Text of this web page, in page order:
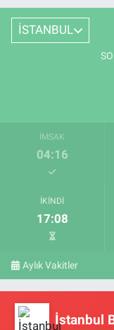
İSTANBUL
İMSAK
04:16
İKINDI
17:08
Aylık Vakitler
İstanbul